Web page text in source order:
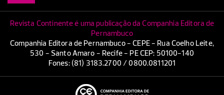
Revista Continente é uma publicação da Companhia Editora de
Pernambuco
Companhia Editora de Pernambuco - CEPE - Rua Coelho Leite,
530 - Santo Amaro - Recife - PE CEP: 50100-140
Fones: (81) 3183.2700 / 0800.0811201